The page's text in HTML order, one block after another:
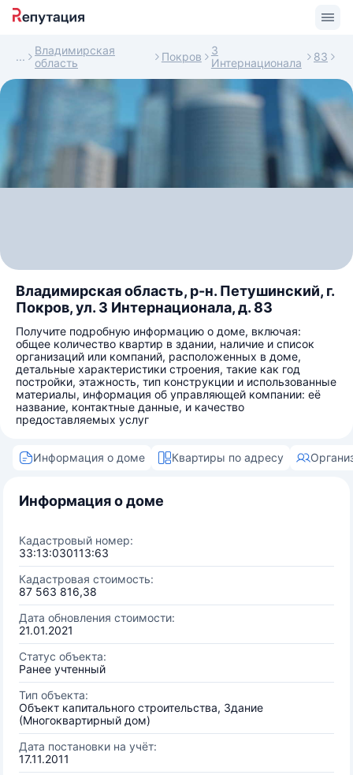
Владимирская
область
Покров
3
Интернационала
83
Владимирская область, р-н. Петушинский, г.
Покров, ул. 3 Интернационала, д. 83
Получите подробную информацию о доме, включая:
общее количество квартир в здании, наличие и список
организаций или компаний, расположенных в доме,
детальные характеристики строения, такие как год
постройки, этажность, тип конструкции и использованные
материалы, информация об управляющей компании: её
название, контактные данные, и качество
предоставляемых услуг
Информация о доме Квартиры по адресу
Информация о доме
Кадастровый номер:
33:13:030113:63
Кадастровая стоимость:
87 563 816,38
Дата обновления стоимости:
21.01.2021
Статус объекта:
Ранее учтенный
Тип объекта:
Объект капитального строительства, Здание
(Многоквартирный дом)
Дата постановки на учёт:
17.11.2011